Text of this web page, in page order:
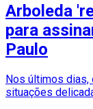
Arboleda
para
Paulo
Nos últimos dias,
situações